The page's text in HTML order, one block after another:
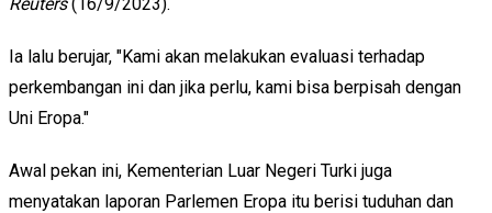
Ia lalu berujar, "Kami akan melakukan evaluasi terhadap
perkembangan ini dan jika perlu, kami bisa berpisah dengan
Uni Eropa."
Awal pekan ini, Kementerian Luar Negeri Turki juga
menyatakan laporan Parlemen Eropa itu berisi tuduhan dan